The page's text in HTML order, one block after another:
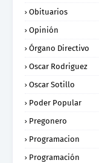
Obituarios
Opinión
Órgano Directivo
Oscar Rodriguez
Oscar Sotillo
Poder Popular
Pregonero
Programacion
Programación